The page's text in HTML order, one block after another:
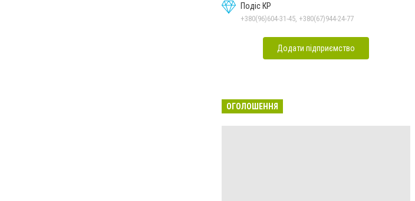
Подіс КР
+380(96)604-31-45, +380(67)944-24-77
Додати підприємство
ОГОЛОШЕННЯ